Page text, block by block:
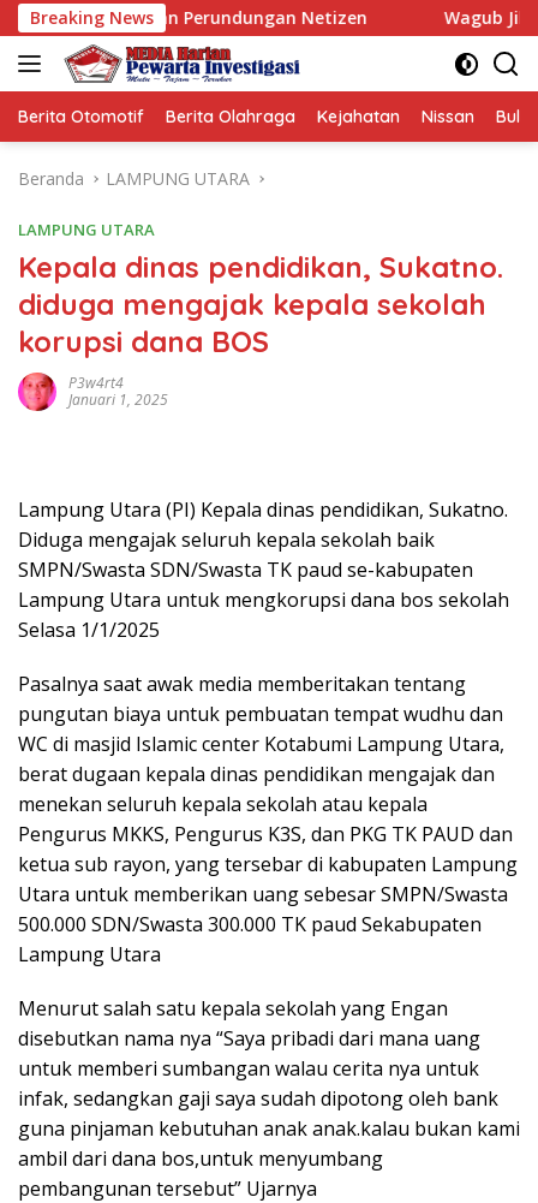
Langsung
ke
konten
Breaking News
Perundungan Netizen Wagub Jihan Kukuhkan
Berita Otomotif Berita Olahraga Kejahatan Nissan
Beranda LAMPUNG UTARA
LAMPUNG UTARA
Kepala dinas pendidikan, Sukatno.
diduga mengajak kepala sekolah
korupsi dana BOS
P3w4rt4
Januari 1, 2025
Lampung Utara (PI) Kepala dinas pendidikan, Sukatno.
Diduga mengajak seluruh kepala sekolah baik
SMPN/Swasta SDN/Swasta TK paud se-kabupaten
Lampung Utara untuk mengkorupsi dana bos sekolah
Selasa 1/1/2025
Pasalnya saat awak media memberitakan tentang
pungutan biaya untuk pembuatan tempat wudhu dan
WC di masjid Islamic center Kotabumi Lampung Utara,
berat dugaan kepala dinas pendidikan mengajak dan
menekan seluruh kepala sekolah atau kepala
Pengurus MKKS, Pengurus K3S, dan PKG TK PAUD dan
ketua sub rayon, yang tersebar di kabupaten Lampung
Utara untuk memberikan uang sebesar SMPN/Swasta
500.000 SDN/Swasta 300.000 TK paud Sekabupaten
Lampung Utara
Menurut salah satu kepala sekolah yang Engan
disebutkan nama nya “Saya pribadi dari mana uang
untuk memberi sumbangan walau cerita nya untuk
infak, sedangkan gaji saya sudah dipotong oleh bank
guna pinjaman kebutuhan anak anak.kalau bukan kami
ambil dari dana bos,untuk menyumbang
pembangunan tersebut” Ujarnya